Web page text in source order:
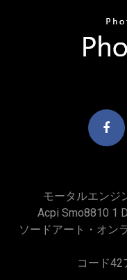
モータルエンジ
Acpi Smo8810 1
ソードアート・オン
コード42